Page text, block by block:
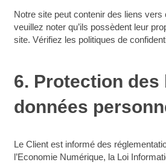
Notre site peut contenir des liens
veuillez noter qu’ils possèdent leur
site. Vérifiez les politiques de
6. Protection
données
Le Client est informé des
l’Economie Numérique, la Loi